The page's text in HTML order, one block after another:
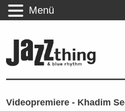
Videopremiere - Khadim
Menü